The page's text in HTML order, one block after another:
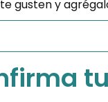
gusten y